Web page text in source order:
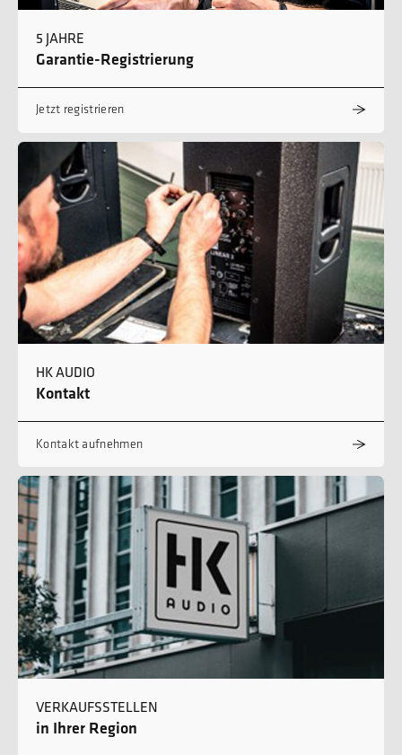
5 JAHRE
Garantie-Registrierung
Jetzt registrieren
HK AUDIO
Kontakt
Kontakt aufnehmen
VERKAUFSSTELLEN
in Ihrer Region